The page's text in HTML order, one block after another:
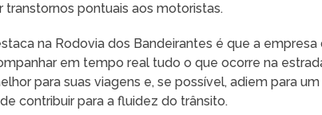
transtornos pontuais aos motoristas.
na Rodovia dos Bandeirantes é que a
em tempo real tudo o que ocorre na
para suas viagens e, se possível, adiem para
contribuir para a fluidez do trânsito.